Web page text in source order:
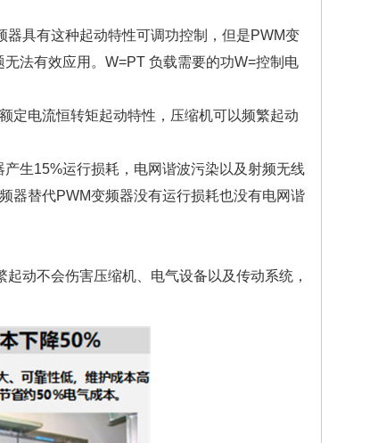
具有这种起动特性可调功控制，但是PWM变
法有效应用。W=PT 负载需要的功W=控制电
电流恒转矩起动特性，压缩机可以频繁起动
生15%运行损耗，电网谐波污染以及射频无线
器替代PWM变频器没有运行损耗也没有电网谐
动不会伤害压缩机、电气设备以及传动系统，